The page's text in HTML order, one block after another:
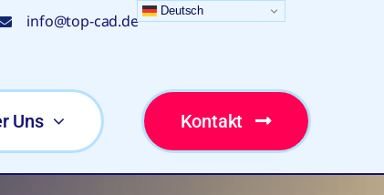
info@top-cad.de
Uns Kontakt
Deutsch